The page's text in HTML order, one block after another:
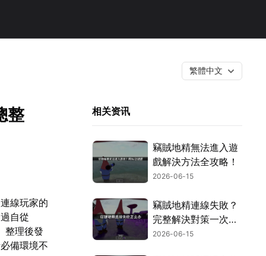
繁體中文
整
線玩家的
自從
整理後發
備環境不
相关资讯
竊賊地精無法進入遊
戲解決方法全攻略！
2026-06-15
竊賊地精連線失敗？
完整解決對策一次看
懂！
2026-06-15